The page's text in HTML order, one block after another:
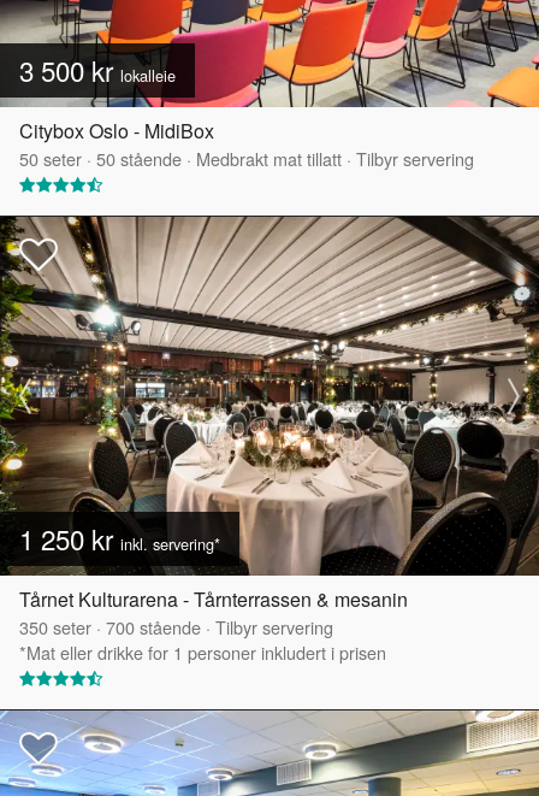
3 500 kr lokalleie
Citybox Oslo - MidiBox
50seter · 50stående · Medbrakt mat tillatt · Tilbyr servering
1 250 kr inkl. servering*
Tårnet Kulturarena - Tårnterrassen & mesanin
350seter · 700stående · Tilbyr servering
*Mat eller drikke for 1 personer inkludert i prisen